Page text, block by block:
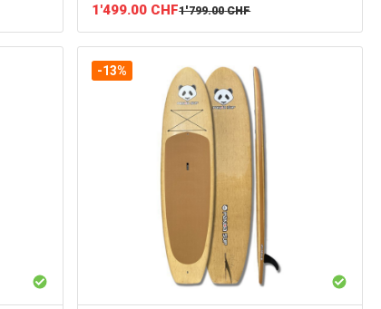
1'499.00 CHF1'799.00 CHF
-13%